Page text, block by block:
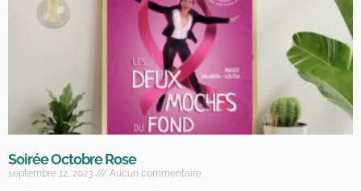
Soirée Octobre Rose
septembre 12, 2023 Aucun commentaire